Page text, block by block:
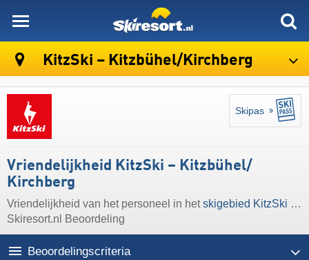
KitzSki – Kitzbühel/​Kirchberg
Skipas
Vriendelijkheid KitzSki – Kitzbühel/​
Kirchberg
Vriendelijkheid van het personeel in hetskigebied KitzSki – Kitzbühel/​Kirchberg
Skiresort.nl Beoordeling
Beoordelingscriteria